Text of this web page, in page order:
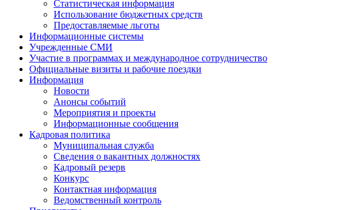
Статистическая информация
Использование бюджетных средств
Предоставляемые льготы
Информационные системы
Учрежденные СМИ
Участие в программах и международное сотрудничество
Официальные визиты и рабочие поездки
Информация
Новости
Анонсы событий
Мероприятия и проекты
Информационные сообщения
Кадровая политика
Муниципальная служба
Сведения о вакантных должностях
Кадровый резерв
Конкурс
Контактная информация
Ведомственный контроль